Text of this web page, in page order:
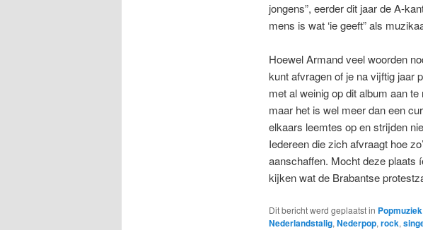
jongens”, eerder dit jaar de A-
mens is wat ‘ie geeft” als
Hoewel Armand veel woorden
kunt afvragen of je na vijftig jaar
met al weinig op dit album aan
maar het is wel meer dan een
elkaars leemtes op en strijden
Iedereen die zich afvraagt hoe
aanschaffen. Mocht deze plaats
kijken wat de Brabantse
Dit bericht werd geplaatst in Popmuziek
Nederlandstalig, Nederpop, rock,